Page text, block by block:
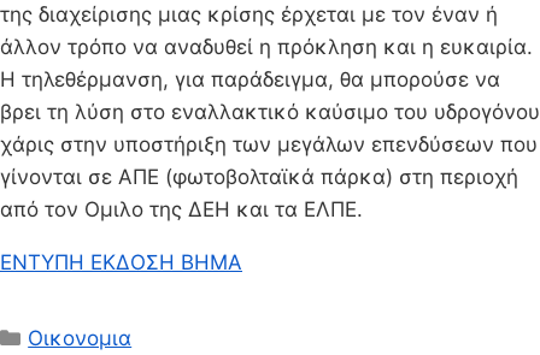
της διαχείρισης μιας κρίσης έρχεται με τον έναν ή
άλλον τρόπο να αναδυθεί η πρόκληση και η ευκαιρία.
Η τηλεθέρμανση, για παράδειγμα, θα μπορούσε να
βρει τη λύση στο εναλλακτικό καύσιμο του υδρογόνου
χάρις στην υποστήριξη των μεγάλων επενδύσεων που
γίνονται σε ΑΠΕ (φωτοβολταϊκά πάρκα) στη περιοχή
από τον Ομιλο της ΔΕΗ και τα ΕΛΠΕ.
ΕΝΤΥΠΗ ΕΚΔΟΣΗ ΒΗΜΑ
Κατηγορίες
Οικονομια